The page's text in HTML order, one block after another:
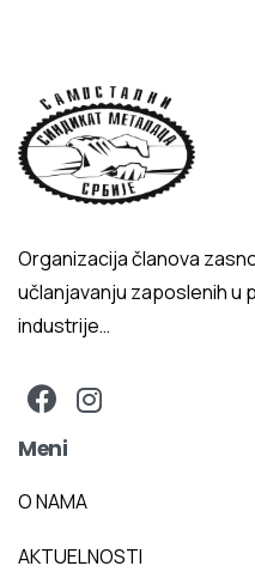
Organizacija članova
učlanjavanju zaposlenih u
industrije…
Meni
O NAMA
AKTUELNOSTI